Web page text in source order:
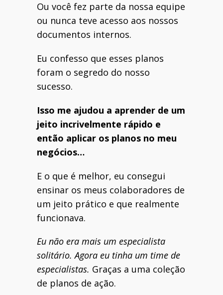
Ou você fez parte da nossa equipe
ou nunca teve acesso aos nossos
documentos internos.
Eu confesso que esses planos
foram o segredo do nosso
sucesso.
Isso me ajudou a aprender de um
jeito incrivelmente rápido e
então aplicar os planos no meu
negócios…
E o que é melhor, eu consegui
ensinar os meus colaboradores de
um jeito prático e que realmente
funcionava.
Eu não era mais um especialista
solitário. Agora eu tinha um time de
especialistas. Graças a uma coleção
de planos de ação.